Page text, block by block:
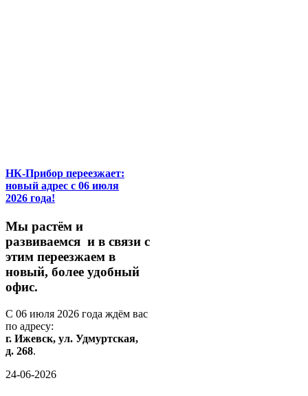
НК-Прибор переезжает:
новый адрес с 06 июля
2026 года!
Мы растём и
развиваемся и в связи с
этим переезжаем в
новый, более удобный
офис.
С 06 июля 2026 года ждём вас
по адресу:
г. Ижевск, ул. Удмуртская,
д. 268.
24-06-2026